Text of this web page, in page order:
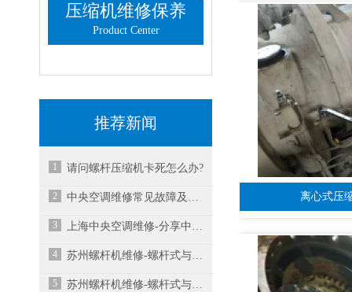
压缩机维修保养
Product Center
推荐新闻
1 请问螺杆压缩机卡死怎么办?
2 中央空调维修常见故障及解决措施
3 上海中央空调维修-分享中央空调不制冷的常见原
4 苏州螺杆机维修-螺杆式与离心式冷水机组有什么
5 苏州螺杆机维修-螺杆式与离心式冷水机组有什么
离心式压